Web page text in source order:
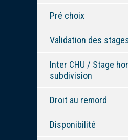
Pré choix
Validation des
Inter CHU / Stage
subdivision
Droit au remord
Disponibilité